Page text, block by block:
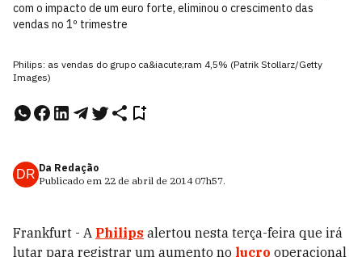
com o impacto de um euro forte, eliminou o crescimento das
vendas no 1º trimestre
Philips: as vendas do grupo ca&iacute;ram 4,5% (Patrik Stollarz/Getty
Images)
DR Da Redação
Publicado em 22 de abril de 2014 07h57.
Frankfurt - A Philips alertou nesta terça-feira que irá
lutar para registrar um aumento no lucro operacional